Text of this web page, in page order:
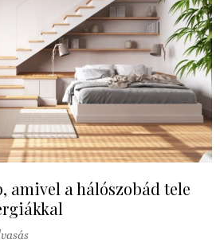
amivel a hálószobád tele